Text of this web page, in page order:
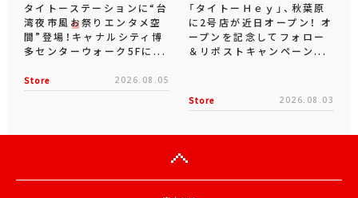
タイトーステーションに“台
湾夜市風お祭りエンタメ空
間”登場！キャナルシティ博
多センターウォーク5Fに...
Store 2026.08.05
「タイトーＨｅｙ」、秋葉原
に2号店が近日オープン！ オ
ープンを記念してフォロー
＆リポストキャンペーン...
Store 2026.08.03